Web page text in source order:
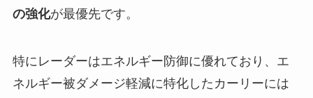
の強化が最優先です。
特にレーダーはエネルギー防御に優れており、エ
ネルギー被ダメージ軽減に特化したカーリーには